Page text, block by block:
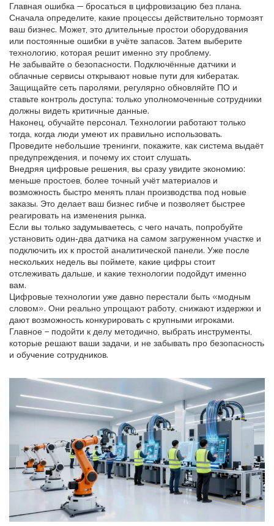
Главная ошибка — бросаться в цифровизацию без плана.
Сначала определите, какие процессы действительно тормозят
ваш бизнес. Может, это длительные простои оборудования
или постоянные ошибки в учёте запасов. Затем выберите
технологию, которая решит именно эту проблему.
Не забывайте о безопасности. Подключённые датчики и
облачные сервисы открывают новые пути для кибератак.
Защищайте сеть паролями, регулярно обновляйте ПО и
ставьте контроль доступа: только уполномоченные сотрудники
должны видеть критичные данные.
Наконец, обучайте персонал. Технологии работают только
тогда, когда люди умеют их правильно использовать.
Проведите небольшие тренинги, покажите, как система выдаёт
предупреждения, и почему их стоит слушать.
Внедряя цифровые решения, вы сразу увидите экономию:
меньше простоев, более точный учёт материалов и
возможность быстро менять план производства под новые
заказы. Это делает ваш бизнес гибче и позволяет быстрее
реагировать на изменения рынка.
Если вы только задумываетесь, с чего начать, попробуйте
установить один‑два датчика на самом загруженном участке и
подключить их к простой аналитической панели. Уже после
нескольких недель вы поймете, какие цифры стоит
отслеживать дальше, и какие технологии подойдут именно
вам.
Цифровые технологии уже давно перестали быть «модным
словом». Они реально упрощают работу, снижают издержки и
дают возможность конкурировать с крупными игроками.
Главное – подойти к делу методично, выбрать инструменты,
которые решают ваши задачи, и не забывать про безопасность
и обучение сотрудников.